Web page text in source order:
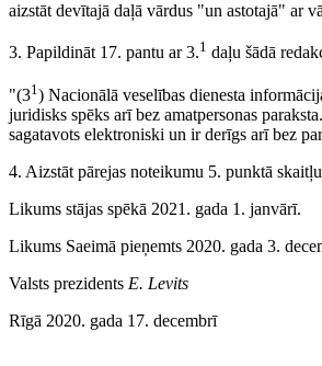
aizstāt devītajā daļā vārdus "un astotajā" ar
3. Papildināt 17. pantu ar 3.1 daļu šādā
"(31 ) Nacionālā veselības dienesta
juridisks spēks arī bez amatpersonas
sagatavots elektroniski un ir derīgs arī bez
4. Aizstāt pārejas noteikumu 5. punktā
Likums stājas spēkā 2021. gada 1. janvārī.
Likums Saeimā pieņemts 2020. gada 3.
Valsts prezidents E. Levits
Rīgā 2020. gada 17. decembrī